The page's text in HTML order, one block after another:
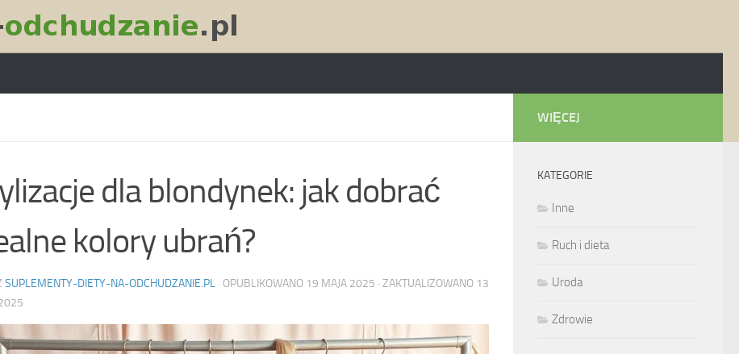
dla blondynek: jak dobrać
kolory ubrań?
SUPLEMENTY-DIETY-NA-ODCHUDZANIE.PL · OPUBLIKOWANO 19 MAJA 2025 · ZAKTUALIZOWANO 13
WIĘCEJ
KATEGORIE
Inne
Ruch i dieta
Uroda
Zdrowie